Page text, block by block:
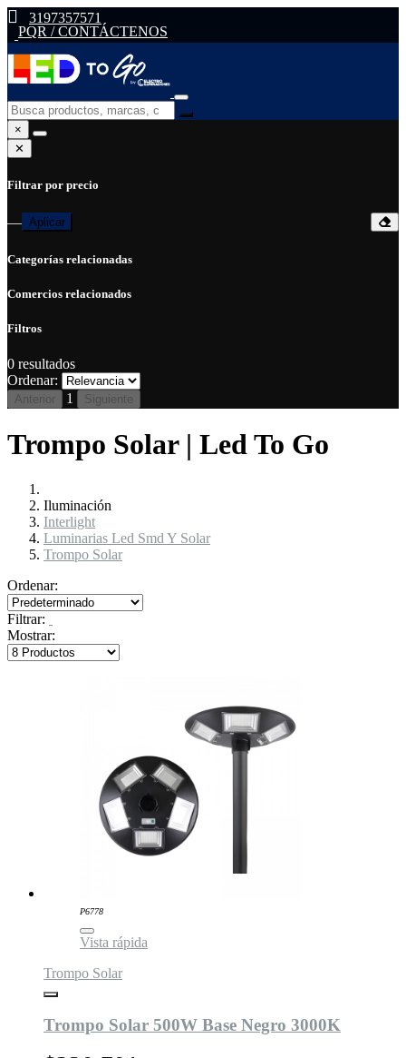
3197357571
PQR / CONTÁCTENOS
×
✕
Filtrar por precio
— Aplicar
Categorías relacionadas
Comercios relacionados
Filtros
0 resultados
Ordenar:
Anterior 1 Siguiente
Trompo Solar | Led To Go
Iluminación
Interlight
Luminarias Led Smd Y Solar
Trompo Solar
Ordenar:
Filtrar:
Mostrar:
P6778
Vista rápida
Trompo Solar
Trompo Solar 500W Base Negro 3000K